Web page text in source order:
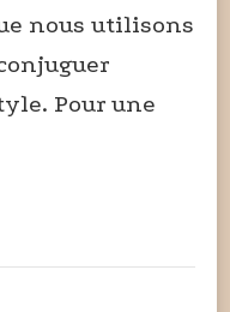
nous utilisons
Pour une